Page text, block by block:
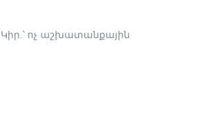
Կիր.՝ ոչ աշխատանքային